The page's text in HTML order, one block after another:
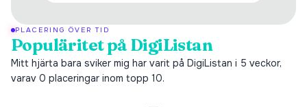
PLACERING ÖVER TID
Populäritet på DigiListan
Mitt hjärta bara sviker mig har varit på DigiListan i 5 veckor,
varav 0 placeringar inom topp 10.